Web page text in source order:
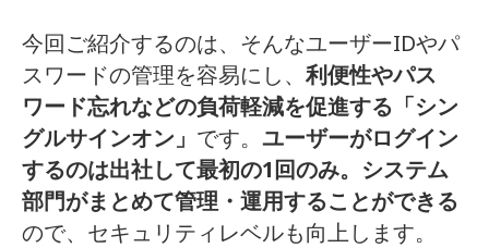
今回ご紹介するのは、そんなユーザーIDやパ
スワードの管理を容易にし、利便性やパス
ワード忘れなどの負荷軽減を促進する「シン
グルサインオン」 です。 ユーザーがログイン
するのは出社して最初の1回のみ。システム
部門がまとめて管理・運用することができる
ので、セキュリティレベルも向上します。